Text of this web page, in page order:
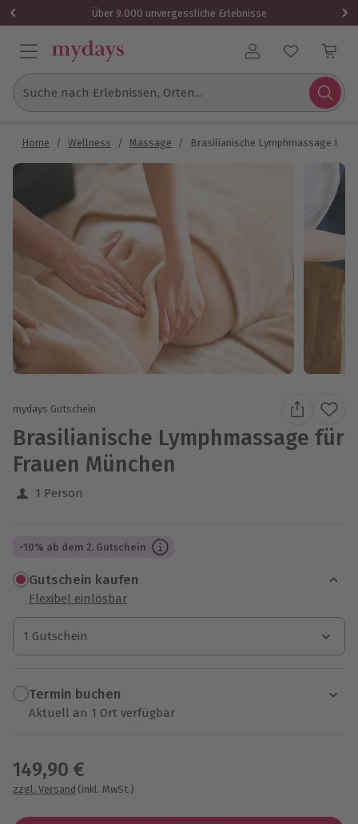
Über 9.000 unvergessliche Erlebnisse
Benutzerkonto
Suche nach Erlebnissen, Orten...
Home / Wellness / Massage / Brasilianische Lymphmassage für
mydays Gutschein
Brasilianische Lymphmassage für
Frauen München
1 Person
-10% ab dem 2. Gutschein
Gutschein kaufen
Flexibel einlösbar
1 Gutschein
1 Gutschein
1 Gutschein
Termin buchen
Aktuell an 1 Ort verfügbar
149,90 €
zzgl. Versand (inkl. MwSt.)